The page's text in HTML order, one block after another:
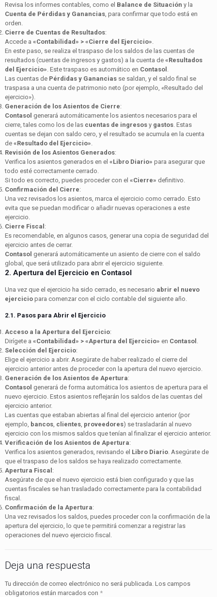
Revisa los informes contables, como el Balance de Situación y la
Cuenta de Pérdidas y Ganancias, para confirmar que todo está en
orden.
Cierre de Cuentas de Resultados:
Accede a «Contabilidad» > «Cierre del Ejercicio».
En este paso, se realiza el traspaso de los saldos de las cuentas de
resultados (cuentas de ingresos y gastos) a la cuenta de «Resultados
del Ejercicio». Este traspaso es automático en Contasol .
Las cuentas de Pérdidas y Ganancias se saldan, y el saldo final se
traspasa a una cuenta de patrimonio neto (por ejemplo, «Resultado del
ejercicio»).
Generación de los Asientos de Cierre:
Contasol generará automáticamente los asientos necesarios para el
cierre, tales como los de las cuentas de ingresos y gastos. Estas
cuentas se dejan con saldo cero, y el resultado se acumula en la cuenta
de «Resultado del Ejercicio».
Revisión de los Asientos Generados:
Verifica los asientos generados en el «Libro Diario» para asegurar que
todo esté correctamente cerrado.
Si todo es correcto, puedes proceder con el «Cierre» definitivo.
Confirmación del Cierre:
Una vez revisados los asientos, marca el ejercicio como cerrado. Esto
evita que se puedan modificar o añadir nuevas operaciones a este
ejercicio.
Cierre Fiscal :
Es recomendable, en algunos casos, generar una copia de seguridad del
ejercicio antes de cerrar.
Contasol generará automáticamente un asiento de cierre con el saldo
global, que será utilizado para abrir el ejercicio siguiente.
2. Apertura del Ejercicio en Contasol
Una vez que el ejercicio ha sido cerrado, es necesario abrir el nuevo
ejercicio para comenzar con el ciclo contable del siguiente año.
2.1. Pasos para Abrir el Ejercicio
Acceso a la Apertura del Ejercicio:
Dirígete a «Contabilidad» > «Apertura del Ejercicio» en Contasol .
Selección del Ejercicio:
Elige el ejercicio a abrir. Asegúrate de haber realizado el cierre del
ejercicio anterior antes de proceder con la apertura del nuevo ejercicio.
Generación de los Asientos de Apertura:
Contasol generará de forma automática los asientos de apertura para el
nuevo ejercicio. Estos asientos reflejarán los saldos de las cuentas del
ejercicio anterior.
Las cuentas que estaban abiertas al final del ejercicio anterior (por
ejemplo, bancos, clientes, proveedores) se trasladarán al nuevo
ejercicio con los mismos saldos que tenían al finalizar el ejercicio anterior.
Verificación de los Asientos de Apertura:
Verifica los asientos generados, revisando el Libro Diario. Asegúrate de
que el traspaso de los saldos se haya realizado correctamente.
Apertura Fiscal :
Asegúrate de que el nuevo ejercicio está bien configurado y que las
cuentas fiscales se han trasladado correctamente para la contabilidad
fiscal.
Confirmación de la Apertura:
Una vez revisados los saldos, puedes proceder con la confirmación de la
apertura del ejercicio, lo que te permitirá comenzar a registrar las
operaciones del nuevo ejercicio fiscal.
Deja una respuesta
Tu dirección de correo electrónico no será publicada. Los campos
obligatorios están marcados con *